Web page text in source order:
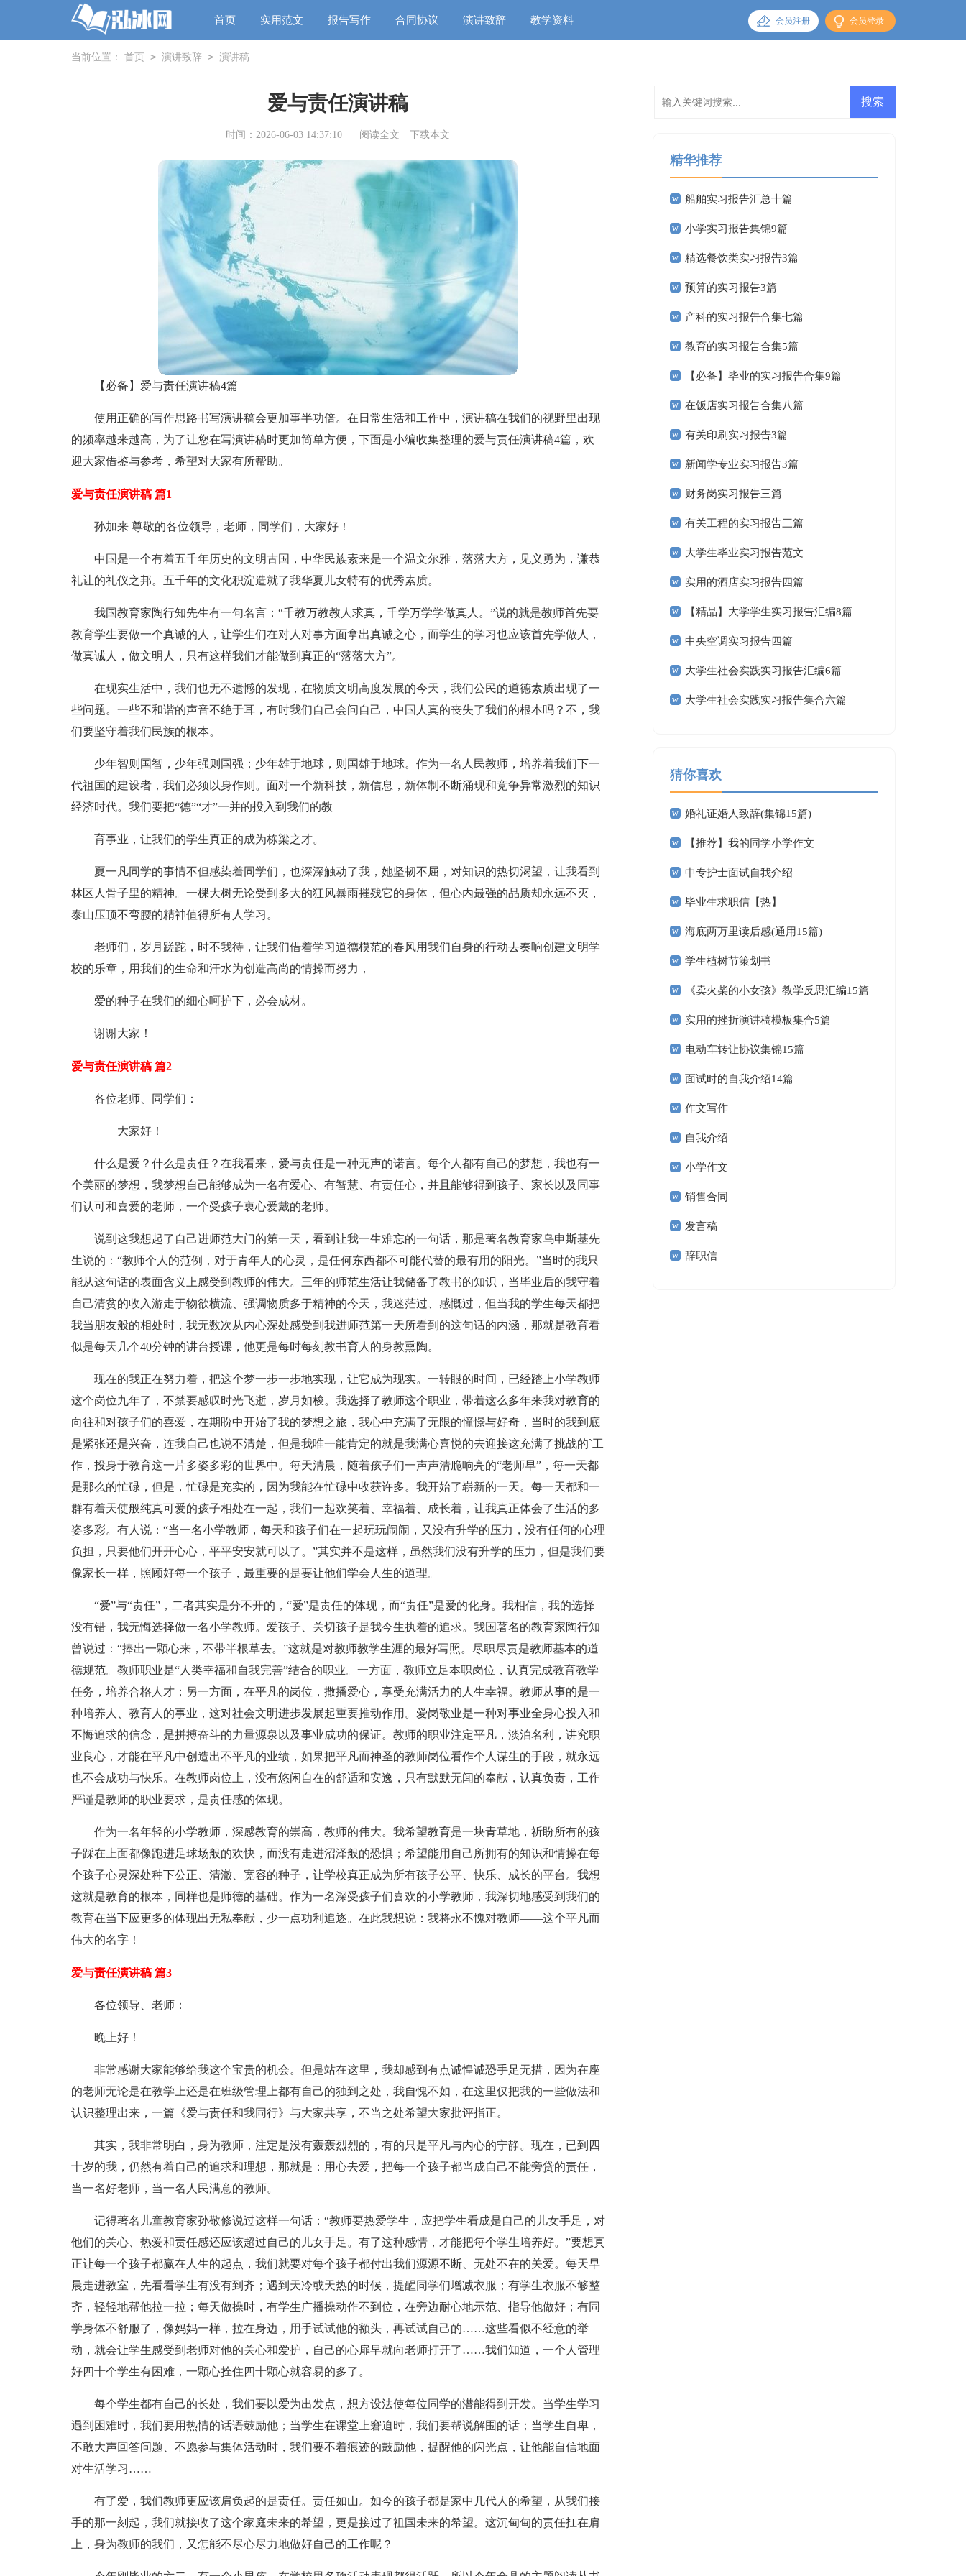
首页 实用范文 报告写作 合同协议 演讲致辞 教学资料 会员登录
会员注册
当前位置： 首页 > 演讲致辞 > 演讲稿
爱与责任演讲稿
时间：2026-06-03 14:37:10 阅读全文 下载本文
【必备】爱与责任演讲稿4篇
使用正确的写作思路书写演讲稿会更加事半功倍。在日常生活和工作中，演讲稿在我们的视野里出现
的频率越来越高，为了让您在写演讲稿时更加简单方便，下面是小编收集整理的爱与责任演讲稿4篇，欢
迎大家借鉴与参考，希望对大家有所帮助。
爱与责任演讲稿 篇1
孙加来 尊敬的各位领导，老师，同学们，大家好！
中国是一个有着五千年历史的文明古国，中华民族素来是一个温文尔雅，落落大方，见义勇为，谦恭
礼让的礼仪之邦。五千年的文化积淀造就了我华夏儿女特有的优秀素质。
我国教育家陶行知先生有一句名言：“千教万教教人求真，千学万学学做真人。”说的就是教师首先要
教育学生要做一个真诚的人，让学生们在对人对事方面拿出真诚之心，而学生的学习也应该首先学做人，
做真诚人，做文明人，只有这样我们才能做到真正的“落落大方”。
在现实生活中，我们也无不遗憾的发现，在物质文明高度发展的今天，我们公民的道德素质出现了一
些问题。一些不和谐的声音不绝于耳，有时我们自己会问自己，中国人真的丧失了我们的根本吗？不，我
们要坚守着我们民族的根本。
少年智则国智，少年强则国强；少年雄于地球，则国雄于地球。作为一名人民教师，培养着我们下一
代祖国的建设者，我们必须以身作则。面对一个新科技，新信息，新体制不断涌现和竞争异常激烈的知识
经济时代。我们要把“德”“才”一并的投入到我们的教
育事业，让我们的学生真正的成为栋梁之才。
夏一凡同学的事情不但感染着同学们，也深深触动了我，她坚韧不屈，对知识的热切渴望，让我看到
林区人骨子里的精神。一棵大树无论受到多大的狂风暴雨摧残它的身体，但心内最强的品质却永远不灭，
泰山压顶不弯腰的精神值得所有人学习。
老师们，岁月蹉跎，时不我待，让我们借着学习道德模范的春风用我们自身的行动去奏响创建文明学
校的乐章，用我们的生命和汗水为创造高尚的情操而努力，
爱的种子在我们的细心呵护下，必会成材。
谢谢大家！
爱与责任演讲稿 篇2
各位老师、同学们：
大家好！
什么是爱？什么是责任？在我看来，爱与责任是一种无声的诺言。每个人都有自己的梦想，我也有一
个美丽的梦想，我梦想自己能够成为一名有爱心、有智慧、有责任心，并且能够得到孩子、家长以及同事
们认可和喜爱的老师，一个受孩子衷心爱戴的老师。
说到这我想起了自己进师范大门的第一天，看到让我一生难忘的一句话，那是著名教育家乌申斯基先
生说的：“教师个人的范例，对于青年人的心灵，是任何东西都不可能代替的最有用的阳光。”当时的我只
能从这句话的表面含义上感受到教师的伟大。三年的师范生活让我储备了教书的知识，当毕业后的我守着
自己清贫的收入游走于物欲横流、强调物质多于精神的今天，我迷茫过、感慨过，但当我的学生每天都把
我当朋友般的相处时，我无数次从内心深处感受到我进师范第一天所看到的这句话的内涵，那就是教育看
似是每天几个40分钟的讲台授课，他更是每时每刻教书育人的身教熏陶。
现在的我正在努力着，把这个梦一步一步地实现，让它成为现实。一转眼的时间，已经踏上小学教师
这个岗位九年了，不禁要感叹时光飞逝，岁月如梭。我选择了教师这个职业，带着这么多年来我对教育的
向往和对孩子们的喜爱，在期盼中开始了我的梦想之旅，我心中充满了无限的憧憬与好奇，当时的我到底
是紧张还是兴奋，连我自己也说不清楚，但是我唯一能肯定的就是我满心喜悦的去迎接这充满了挑战的`工
作，投身于教育这一片多姿多彩的世界中。每天清晨，随着孩子们一声声清脆响亮的“老师早”，每一天都
是那么的忙碌，但是，忙碌是充实的，因为我能在忙碌中收获许多。我开始了崭新的一天。每一天都和一
群有着天使般纯真可爱的孩子相处在一起，我们一起欢笑着、幸福着、成长着，让我真正体会了生活的多
姿多彩。有人说：“当一名小学教师，每天和孩子们在一起玩玩闹闹，又没有升学的压力，没有任何的心理
负担，只要他们开开心心，平平安安就可以了。”其实并不是这样，虽然我们没有升学的压力，但是我们要
像家长一样，照顾好每一个孩子，最重要的是要让他们学会人生的道理。
“爱”与“责任”，二者其实是分不开的，“爱”是责任的体现，而“责任”是爱的化身。我相信，我的选择
没有错，我无悔选择做一名小学教师。爱孩子、关切孩子是我今生执着的追求。我国著名的教育家陶行知
曾说过：“捧出一颗心来，不带半根草去。”这就是对教师教学生涯的最好写照。尽职尽责是教师基本的道
德规范。教师职业是“人类幸福和自我完善”结合的职业。一方面，教师立足本职岗位，认真完成教育教学
任务，培养合格人才；另一方面，在平凡的岗位，撒播爱心，享受充满活力的人生幸福。教师从事的是一
种培养人、教育人的事业，这对社会文明进步发展起重要推动作用。爱岗敬业是一种对事业全身心投入和
不悔追求的信念，是拼搏奋斗的力量源泉以及事业成功的保证。教师的职业注定平凡，淡泊名利，讲究职
业良心，才能在平凡中创造出不平凡的业绩，如果把平凡而神圣的教师岗位看作个人谋生的手段，就永远
也不会成功与快乐。在教师岗位上，没有悠闲自在的舒适和安逸，只有默默无闻的奉献，认真负责，工作
严谨是教师的职业要求，是责任感的体现。
作为一名年轻的小学教师，深感教育的崇高，教师的伟大。我希望教育是一块青草地，祈盼所有的孩
子踩在上面都像跑进足球场般的欢快，而没有走进沼泽般的恐惧；希望能用自己所拥有的知识和情操在每
个孩子心灵深处种下公正、清澈、宽容的种子，让学校真正成为所有孩子公平、快乐、成长的平台。我想
这就是教育的根本，同样也是师德的基础。作为一名深受孩子们喜欢的小学教师，我深切地感受到我们的
教育在当下应更多的体现出无私奉献，少一点功利追逐。在此我想说：我将永不愧对教师——这个平凡而
伟大的名字！
爱与责任演讲稿 篇3
各位领导、老师：
晚上好！
非常感谢大家能够给我这个宝贵的机会。但是站在这里，我却感到有点诚惶诚恐手足无措，因为在座
的老师无论是在教学上还是在班级管理上都有自己的独到之处，我自愧不如，在这里仅把我的一些做法和
认识整理出来，一篇《爱与责任和我同行》与大家共享，不当之处希望大家批评指正。
其实，我非常明白，身为教师，注定是没有轰轰烈烈的，有的只是平凡与内心的宁静。现在，已到四
十岁的我，仍然有着自己的追求和理想，那就是：用心去爱，把每一个孩子都当成自己不能旁贷的责任，
当一名好老师，当一名人民满意的教师。
记得著名儿童教育家孙敬修说过这样一句话：“教师要热爱学生，应把学生看成是自己的儿女手足，对
他们的关心、热爱和责任感还应该超过自己的儿女手足。有了这种感情，才能把每个学生培养好。”要想真
正让每一个孩子都赢在人生的起点，我们就要对每个孩子都付出我们源源不断、无处不在的关爱。每天早
晨走进教室，先看看学生有没有到齐；遇到天冷或天热的时候，提醒同学们增减衣服；有学生衣服不够整
齐，轻轻地帮他拉一拉；每天做操时，有学生广播操动作不到位，在旁边耐心地示范、指导他做好；有同
学身体不舒服了，像妈妈一样，拉在身边，用手试试他的额头，再试试自己的……这些看似不经意的举
动，就会让学生感受到老师对他的关心和爱护，自己的心扉早就向老师打开了……我们知道，一个人管理
好四十个学生有困难，一颗心拴住四十颗心就容易的多了。
每个学生都有自己的长处，我们要以爱为出发点，想方设法使每位同学的潜能得到开发。当学生学习
遇到困难时，我们要用热情的话语鼓励他；当学生在课堂上窘迫时，我们要帮说解围的话；当学生自卑，
不敢大声回答问题、不愿参与集体活动时，我们要不着痕迹的鼓励他，提醒他的闪光点，让他能自信地面
对生活学习……
有了爱，我们教师更应该肩负起的是责任。责任如山。如今的孩子都是家中几代人的希望，从我们接
手的那一刻起，我们就接收了这个家庭未来的希望，更是接过了祖国未来的希望。这沉甸甸的责任扛在肩
上，身为教师的我们，又怎能不尽心尽力地做好自己的工作呢？
精华推荐
船舶实习报告汇总十篇
小学实习报告集锦9篇
精选餐饮类实习报告3篇
预算的实习报告3篇
产科的实习报告合集七篇
教育的实习报告合集5篇
【必备】毕业的实习报告合集9篇
在饭店实习报告合集八篇
有关印刷实习报告3篇
新闻学专业实习报告3篇
财务岗实习报告三篇
有关工程的实习报告三篇
大学生毕业实习报告范文
实用的酒店实习报告四篇
【精品】大学学生实习报告汇编8篇
中央空调实习报告四篇
大学生社会实践实习报告汇编6篇
大学生社会实践实习报告集合六篇
猜你喜欢
婚礼证婚人致辞(集锦15篇)
【推荐】我的同学小学作文
中专护士面试自我介绍
毕业生求职信【热】
海底两万里读后感(通用15篇)
学生植树节策划书
《卖火柴的小女孩》教学反思汇编15篇
实用的挫折演讲稿模板集合5篇
电动车转让协议集锦15篇
面试时的自我介绍14篇
作文写作
自我介绍
小学作文
销售合同
发言稿
辞职信